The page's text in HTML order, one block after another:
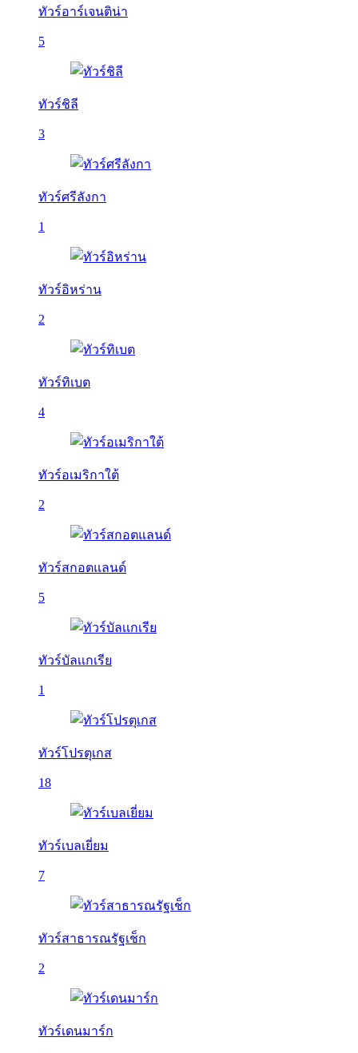
ทัวร์อาร์เจนติน่า
5
ทัวร์ชิลี
3
ทัวร์ศรีลังกา
1
ทัวร์อิหร่าน
2
ทัวร์ทิเบต
4
ทัวร์อเมริกาใต้
2
ทัวร์สกอตแลนด์
5
ทัวร์บัลเเกเรีย
1
ทัวร์โปรตุเกส
18
ทัวร์เบลเยี่ยม
7
ทัวร์สาธารณรัฐเช็ก
2
ทัวร์เดนมาร์ก